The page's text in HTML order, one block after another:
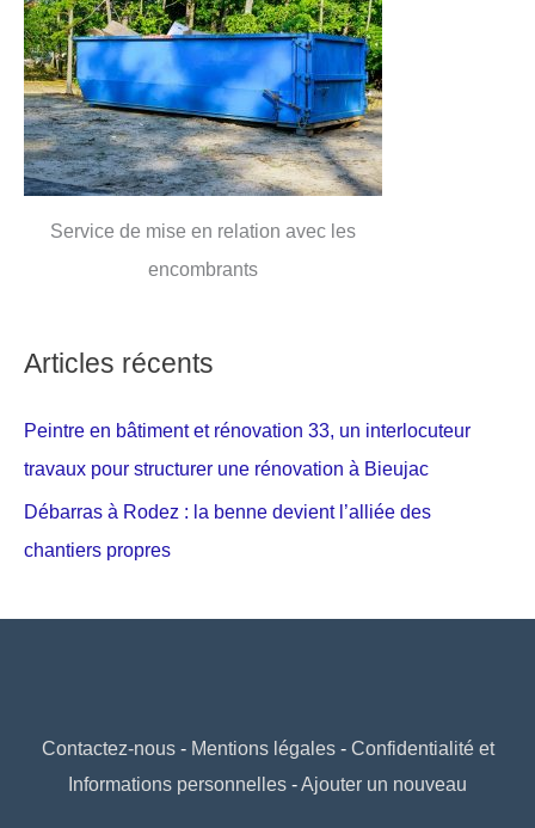
Service de mise en relation avec les
encombrants
Articles récents
Peintre en bâtiment et rénovation 33, un interlocuteur
travaux pour structurer une rénovation à Bieujac
Débarras à Rodez : la benne devient l’alliée des
chantiers propres
Contactez-nous- Mentions légales- Confidentialité et
Informations personnelles -Ajouter un nouveau